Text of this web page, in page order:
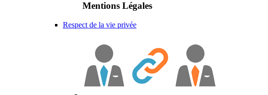
Mentions Légales
Respect de la vie privée